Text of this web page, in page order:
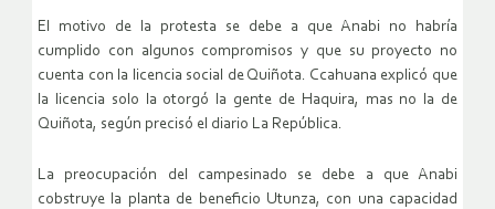
El motivo de la protesta se debe a que Anabi no habría
cumplido con algunos compromisos y que su proyecto no
cuenta con la licencia social de Quiñota. Ccahuana explicó que
la licencia solo la otorgó la gente de Haquira, mas no la de
Quiñota, según precisó el diario La República.
La preocupación del campesinado se debe a que Anabi
cobstruye la planta de beneficio Utunza, con una capacidad